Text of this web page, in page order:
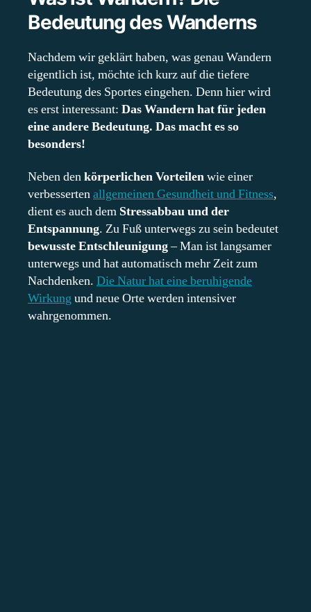
Bedeutung des Wanderns
Nachdem wir geklärt haben, was genau Wandern
eigentlich ist, möchte ich kurz auf die tiefere
Bedeutung des Sportes eingehen. Denn hier wird
es erst interessant: Das Wandern hat für jeden
eine andere Bedeutung. Das macht es so
besonders!
Neben denkörperlichen Vorteilenwie einer
verbessertenallgemeinen Gesundheit und Fitness,
dient es auch dem Stressabbau und der
Entspannung. Zu Fuß unterwegs zu sein bedeutet
bewusste Entschleunigung– Man ist langsamer
unterwegs und hat automatisch mehr Zeit zum
Nachdenken. Die Natur hat eine beruhigende
Wirkungund neue Orte werden intensiver
wahrgenommen.